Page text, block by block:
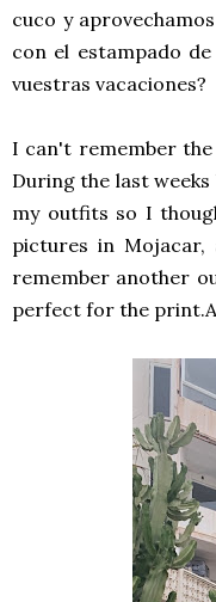
cuco y
con el estampado
vuestras vacaciones?
I can't remember
During the last
my outfits so I
pictures in Mojacar,
remember another
perfect for the